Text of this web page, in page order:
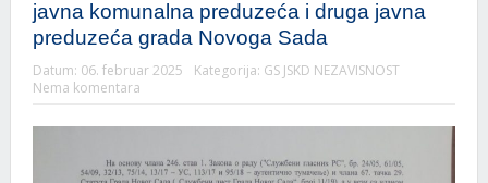
javna komunalna preduzeća i druga javna
preduzeća grada Novoga Sada
Datum: 06. februar 2025 Kategorija: GS JSKD NEZAVISNOST
Nema komentara